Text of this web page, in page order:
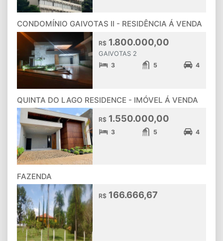
CONDOMÍNIO GAIVOTAS II - RESIDÊNCIA Á VENDA
R$ 1.800.000,00
GAIVOTAS 2
3 5 4
QUINTA DO LAGO RESIDENCE - IMÓVEL Á VENDA
R$ 1.550.000,00
3 5 4
FAZENDA
R$ 166.666,67